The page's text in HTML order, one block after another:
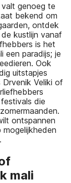
valt genoeg te
bekend om
ontdek
kustlijn vanaf
is het
een paradijs; je
Ook
uitstapjes
Drvenik Veliki of
die
ontspannen
mali